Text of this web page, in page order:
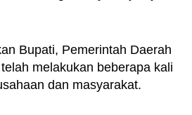
Bupati, Pemerintah Daerah
melakukan beberapa kali
dan masyarakat.